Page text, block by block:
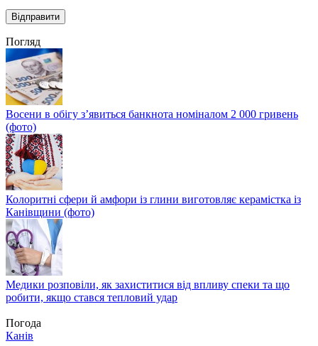
Погляд
Восени в обігу з’явиться банкнота номіналом 2 000 гривень
(фото)
Колоритні сфери й амфори із глини виготовляє керамістка із
Канівщини (фото)
Медики розповіли, як захиститися від впливу спеки та що
робити, якщо стався тепловий удар
Погода
Канів